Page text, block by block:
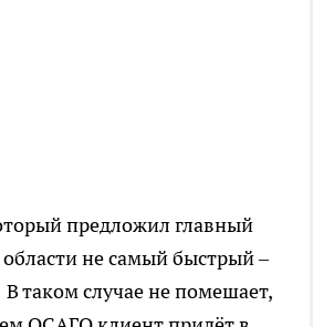
предложил главный
не самый быстрый –
В таком случае не помешает,